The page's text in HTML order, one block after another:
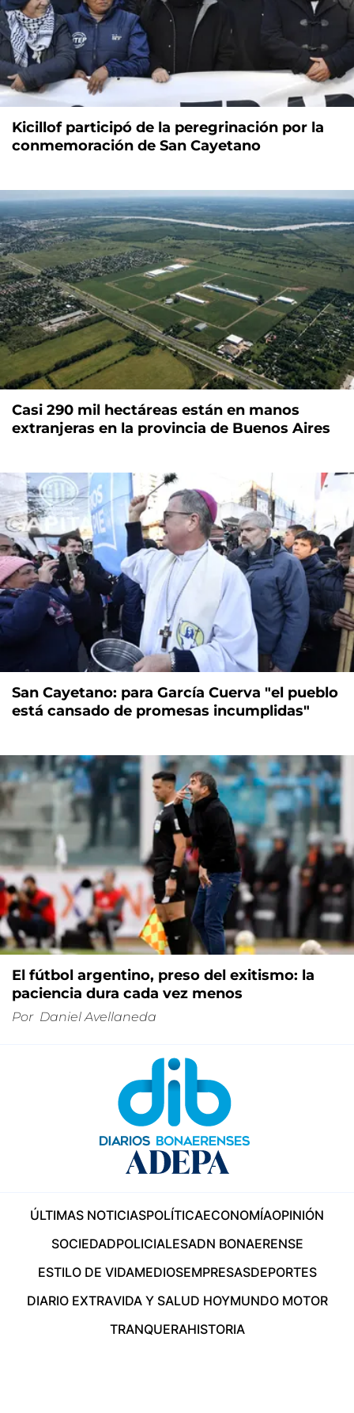
Kicillof participó de la peregrinación por la
conmemoración de San Cayetano
Casi 290 mil hectáreas están en manos
extranjeras en la provincia de Buenos Aires
San Cayetano: para García Cuerva "el pueblo
está cansado de promesas incumplidas"
El fútbol argentino, preso del exitismo: la
paciencia dura cada vez menos
Por Daniel Avellaneda
ÚLTIMAS NOTICIASPOLÍTICAECONOMÍAOPINIÓN
SOCIEDADPOLICIALESADN BONAERENSE
ESTILO DE VIDAMEDIOSEMPRESASDEPORTES
DIARIO EXTRAVIDA Y SALUD HOYMUNDO MOTOR
TRANQUERAHISTORIA